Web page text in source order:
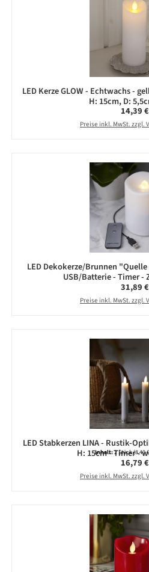
LED Kerze GLOW - Echtwachs -
H: 15cm, D:
14,39 €
Preise inkl. MwSt. zzgl.
LED Dekokerze/Brunnen
USB/Batterie - Timer -
31,89 €
Preise inkl. MwSt. zzgl.
LED Stabkerzen LINA - Rustik-
H: 15cm - Timer -
Inhalt:2 Stück(8,40
16,79 €
Preise inkl. MwSt. zzgl.